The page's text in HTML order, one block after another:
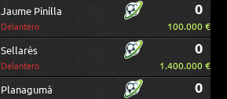
Jaume Pinilla
Delantero
0
100.000 €
Sellarès
Delantero
0
1.400.000 €
Planagumà 0